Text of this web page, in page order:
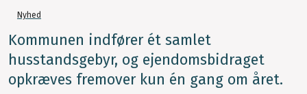
Nyhed
Kommunen indfører ét samlet
husstandsgebyr, og ejendomsbidraget
opkræves fremover kun én gang om året.